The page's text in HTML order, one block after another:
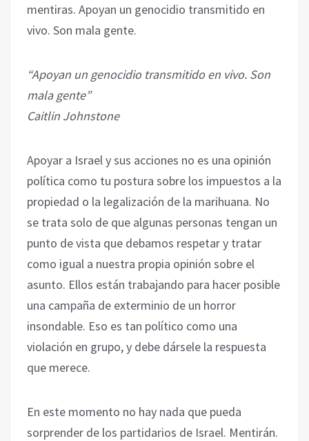
mentiras. Apoyan un genocidio transmitido en
vivo. Son mala gente.
“Apoyan un genocidio transmitido en vivo. Son
mala gente”
Caitlin Johnstone
Apoyar a Israel y sus acciones no es una opinión
política como tu postura sobre los impuestos a la
propiedad o la legalización de la marihuana. No
se trata solo de que algunas personas tengan un
punto de vista que debamos respetar y tratar
como igual a nuestra propia opinión sobre el
asunto. Ellos están trabajando para hacer posible
una campaña de exterminio de un horror
insondable. Eso es tan político como una
violación en grupo, y debe dársele la respuesta
que merece.
En este momento no hay nada que pueda
sorprender de los partidarios de Israel. Mentirán.